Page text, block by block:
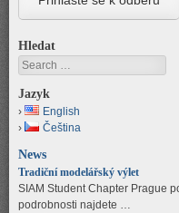
Hledat
Search
Jazyk
English
Čeština
News
Tradiční modelářský výlet
SIAM Student Chapter Prague
podrobnosti najdete …